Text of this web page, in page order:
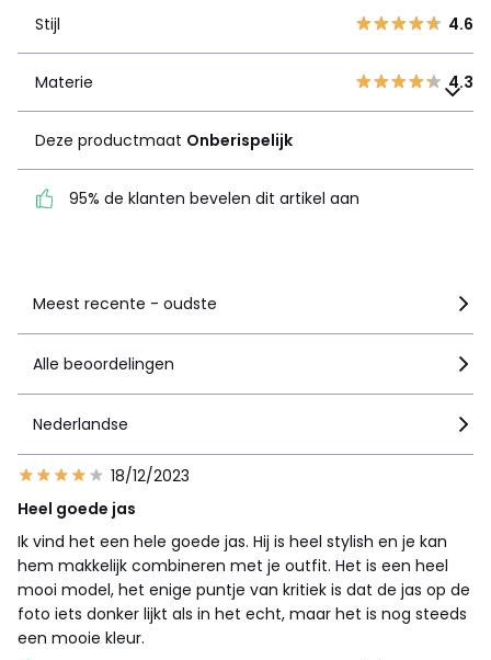
1
Deze productmaat
dit artikel aan
Stijl 4.6
Materie 4.3
Deze productmaat Onberispelijk
95% de klanten bevelen dit artikel aan
Meest recente - oudste
Alle beoordelingen
Nederlandse
18/12/2023
Heel goede jas
Ik vind het een hele goede jas. Hij is heel stylish en je kan
hem makkelijk combineren met je outfit. Het is een heel
mooi model, het enige puntje van kritiek is dat de jas op de
foto iets donker lijkt als in het echt, maar het is nog steeds
een mooie kleur.